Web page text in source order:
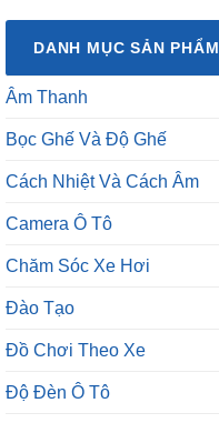
DANH MỤC SẢN PHẨM
Âm Thanh
Bọc Ghế Và Độ Ghế
Cách Nhiệt Và Cách Âm
Camera Ô Tô
Chăm Sóc Xe Hơi
Đào Tạo
Đồ Chơi Theo Xe
Độ Đèn Ô Tô